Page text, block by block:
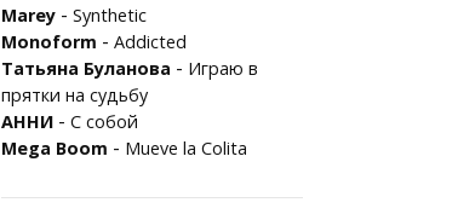
Marey - Synthetic
Monoform - Addicted
Татьяна Буланова - Играю в
прятки на судьбу
АННИ - С собой
Mega Boom - Mueve la Colita